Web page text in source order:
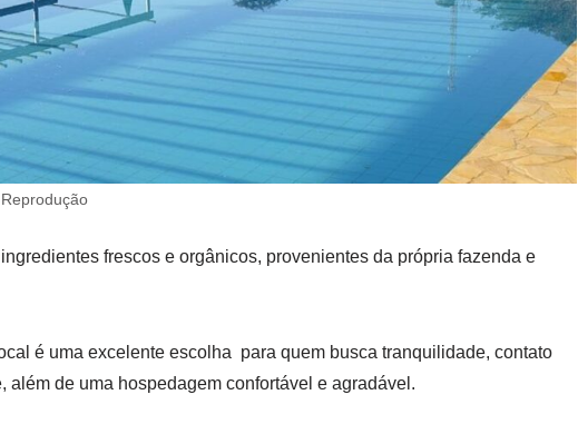
frescos e orgânicos, provenientes da própria fazenda e
é uma excelente escolha para quem busca tranquilidade, contato
além de uma hospedagem confortável e agradável.